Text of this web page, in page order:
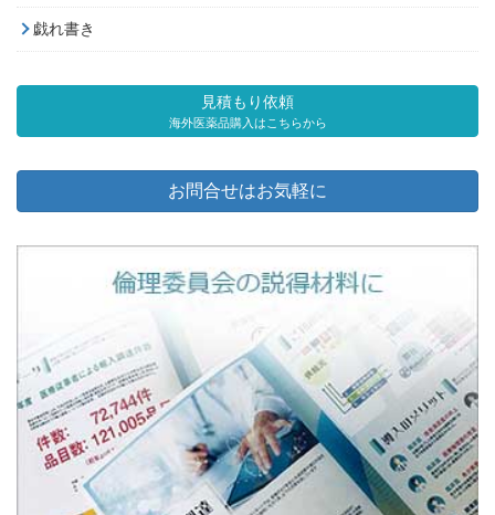
戯れ書き
見積もり依頼
海外医薬品購入はこちらから
お問合せはお気軽に